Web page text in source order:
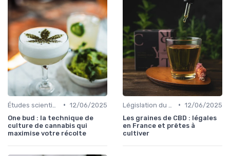
• 12/06/2025
One bud : la technique de
culture de cannabis qui
maximise votre récolte
• 12/06/2025
Les graines de CBD : légales
en France et prêtes à
cultiver